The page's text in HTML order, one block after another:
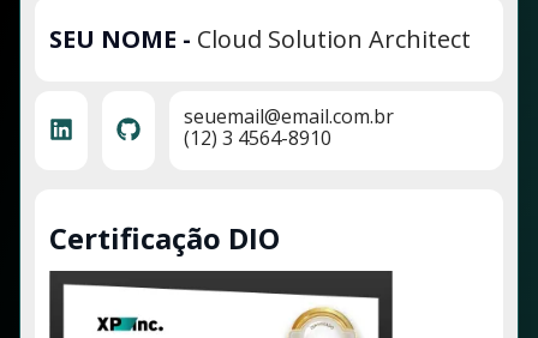
SEU NOME - Cloud Solution Architect
seuemail@email.com.br
(12) 3 4564-8910
Certificação DIO